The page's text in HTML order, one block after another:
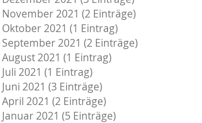
November 2021 (2 Einträge)
Oktober 2021 (1 Eintrag)
September 2021 (2 Einträge)
August 2021 (1 Eintrag)
Juli 2021 (1 Eintrag)
Juni 2021 (3 Einträge)
April 2021 (2 Einträge)
Januar 2021 (5 Einträge)